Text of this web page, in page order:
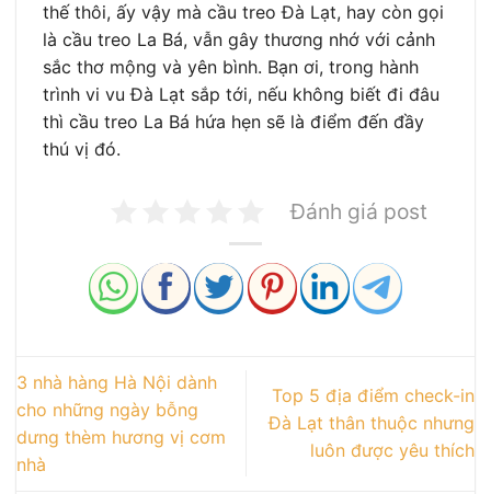
thế thôi, ấy vậy mà cầu treo Đà Lạt, hay còn gọi
là cầu treo La Bá, vẫn gây thương nhớ với cảnh
sắc thơ mộng và yên bình. Bạn ơi, trong hành
trình vi vu Đà Lạt sắp tới, nếu không biết đi đâu
thì cầu treo La Bá hứa hẹn sẽ là điểm đến đầy
thú vị đó.
Đánh giá post
3 nhà hàng Hà Nội dành
cho những ngày bỗng
dưng thèm hương vị cơm
nhà
Top 5 địa điểm check-in
Đà Lạt thân thuộc nhưng
luôn được yêu thích